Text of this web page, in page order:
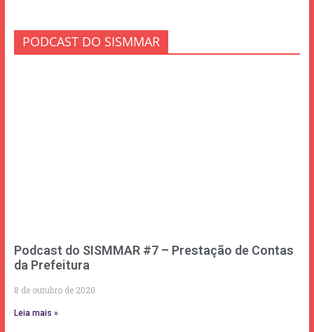
PODCAST DO SISMMAR
Podcast do SISMMAR #7 – Prestação de Contas
da Prefeitura
8 de outubro de 2020
Leia mais »